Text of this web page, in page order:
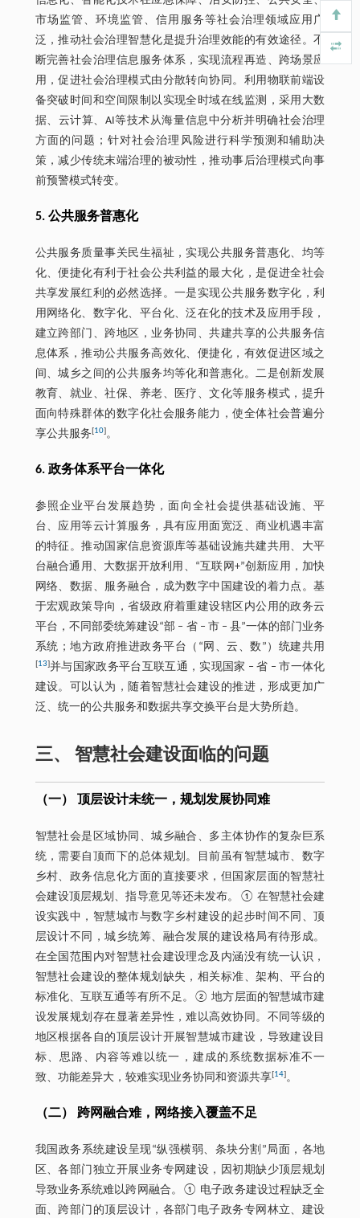
市场监管、环境监管、信用服务等社会治理领域应用广
泛，推动社会治理智慧化是提升治理效能的有效途径。不
断完善社会治理信息服务体系，实现流程再造、跨场景应
用，促进社会治理模式由分散转向协同。利用物联前端设
备突破时间和空间限制以实现全时域在线监测，采用大数
据、云计算、AI等技术从海量信息中分析并明确社会治理
方面的问题；针对社会治理风险进行科学预测和辅助决
策，减少传统末端治理的被动性，推动事后治理模式向事
前预警模式转变。
5. 公共服务普惠化
公共服务质量事关民生福祉，实现公共服务普惠化、均等
化、便捷化有利于社会公共利益的最大化，是促进全社会
共享发展红利的必然选择。一是实现公共服务数字化，利
用网络化、数字化、平台化、泛在化的技术及应用手段，
建立跨部门、跨地区，业务协同、共建共享的公共服务信
息体系，推动公共服务高效化、便捷化，有效促进区域之
间、城乡之间的公共服务均等化和普惠化。二是创新发展
教育、就业、社保、养老、医疗、文化等服务模式，提升
面向特殊群体的数字化社会服务能力，使全体社会普遍分
享公共服务[10]。
6. 政务体系平台一体化
参照企业平台发展趋势，面向全社会提供基础设施、平
台、应用等云计算服务，具有应用面宽泛、商业机遇丰富
的特征。推动国家信息资源库等基础设施共建共用、大平
台融合通用、大数据开放利用、“互联网+”创新应用，加快
网络、数据、服务融合，成为数字中国建设的着力点。基
于宏观政策导向，省级政府着重建设辖区内公用的政务云
平台，不同部委统筹建设“部 ‒ 省 ‒ 市 ‒ 县”一体的部门业务
系统；地方政府推进政务平台（“网、云、数”）统建共用
[13]并与国家政务平台互联互通，实现国家 ‒ 省 ‒ 市一体化
建设。可以认为，随着智慧社会建设的推进，形成更加广
泛、统一的公共服务和数据共享交换平台是大势所趋。
三、 智慧社会建设面临的问题
（一） 顶层设计未统一，规划发展协同难
智慧社会是区域协同、城乡融合、多主体协作的复杂巨系
统，需要自顶而下的总体规划。目前虽有智慧城市、数字
乡村、政务信息化方面的直接要求，但国家层面的智慧社
会建设顶层规划、指导意见等还未发布。① 在智慧社会建
设实践中，智慧城市与数字乡村建设的起步时间不同、顶
层设计不同，城乡统筹、融合发展的建设格局有待形成。
在全国范围内对智慧社会建设理念及内涵没有统一认识，
智慧社会建设的整体规划缺失，相关标准、架构、平台的
标准化、互联互通等有所不足。② 地方层面的智慧城市建
设发展规划存在显著差异性，难以高效协同。不同等级的
地区根据各自的顶层设计开展智慧城市建设，导致建设目
标、思路、内容等难以统一，建成的系统数据标准不一
致、功能差异大，较难实现业务协同和资源共享[14]。
（二） 跨网融合难，网络接入覆盖不足
我国政务系统建设呈现“纵强横弱、条块分割”局面，各地
区、各部门独立开展业务专网建设，因初期缺少顶层规划
导致业务系统难以跨网融合。① 电子政务建设过程缺乏全
面、跨部门的顶层设计，各部门电子政务专网林立、建设